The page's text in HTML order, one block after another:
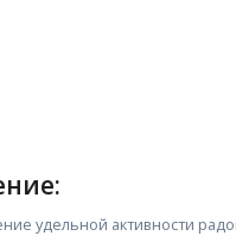
удельной активности